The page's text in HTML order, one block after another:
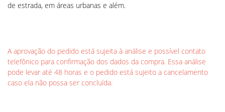
de estrada, em áreas urbanas e além.
A aprovação do pedido está sujeita à análise e possível contato
telefônico para confirmação dos dados da compra. Essa análise
pode levar até 48 horas e o pedido está sujeito a cancelamento
caso ela não possa ser concluída.